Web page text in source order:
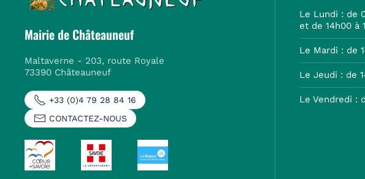
Mairie de Châteauneuf
Maltaverne - 203, route Royale
73390 Châteauneuf
+33 (0)4 79 28 84 16
CONTACTEZ-NOUS
voir voir voir
Le Lundi : de
et de 14h00 à
Le Mardi : de
Le Jeudi : de
Le Vendredi :